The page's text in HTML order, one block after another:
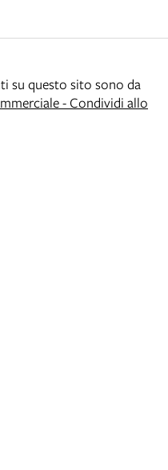
su questo sito sono da
- Condividi allo